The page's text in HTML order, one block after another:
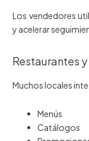
Los vendedores
y acelerar
Restaurantes
Muchos locales
Menús
Catálogos